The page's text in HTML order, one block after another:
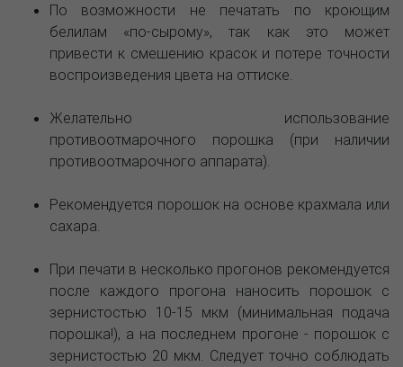
По возможности не печатать по кроющим
белилам «по-сырому», так как это может
привести к смешению красок и потере точности
воспроизведения цвета на оттиске.
Желательно использование
противоотмарочного порошка (при наличии
противоотмарочного аппарата).
Рекомендуется порошок на основе крахмала или
сахара.
При печати в несколько прогонов рекомендуется
после каждого прогона наносить порошок с
зернистостью 10-15 мкм (минимальная подача
порошка!), а на последнем прогоне - порошок с
зернистостью 20 мкм. Следует точно соблюдать